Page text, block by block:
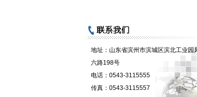
地址： 山东省滨州市滨城区滨北工业园
六路198号
电话： 0543-3115555
传真： 0543-3115557